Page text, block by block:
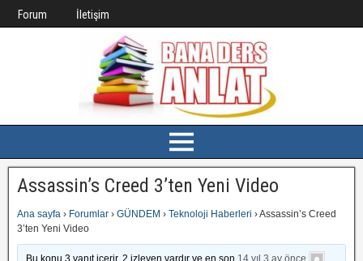
Forum İletişim
Assassin’s Creed 3’ten Yeni Video
Ana sayfa › Forumlar › GÜNDEM › Teknoloji Haberleri ›Assassin’s Creed
3’ten Yeni Video
Bu konu 3 yanıt içerir, 2 izleyen vardır ve en son 14 yıl 3 ay önce